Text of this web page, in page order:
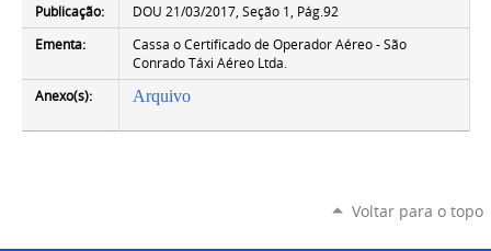
Publicação:
DOU 21/03/2017, Seção 1, Pág.92
Ementa:
Cassa o Certificado de Operador Aéreo - São
Conrado Táxi Aéreo Ltda.
Anexo(s):
Arquivo
Voltar para o topo